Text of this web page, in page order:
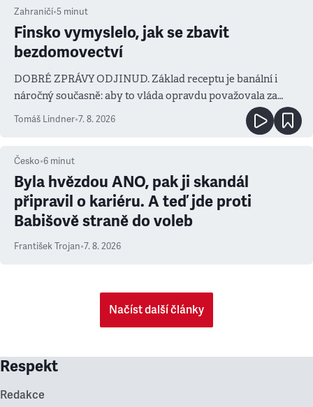
Zahraničí•5 minut
Finsko vymyslelo, jak se zbavit
bezdomovectví
DOBRÉ ZPRÁVY ODJINUD. Základ receptu je banální i
náročný současně: aby to vláda opravdu považovala za
prioritu
Tomáš Lindner•7. 8. 2026
Česko•6 minut
Byla hvězdou ANO, pak ji skandál
připravil o kariéru. A teď jde proti
Babišově straně do voleb
František Trojan•7. 8. 2026
Načíst další články
Respekt
Redakce